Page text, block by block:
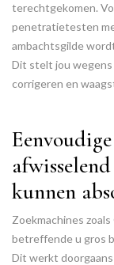
terechtgekomen.
penetratietesten
ambachtsgilde
Dit stelt jou
corrigeren en
kunnen
Zoekmachines
betreffende u gros
Dit werkt